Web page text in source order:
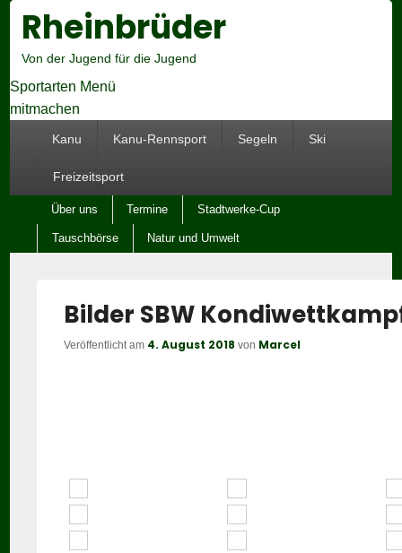
Rheinbrüder
Von der Jugend für die Jugend
Sportarten Menü
mitmachen
Kanu Kanu-Rennsport Segeln Ski
Freizeitsport
Untermenü
Über uns Termine Stadtwerke-Cup
Tauschbörse Natur und Umwelt
Bilder SBW
Veröffentlicht am 4. August 2018 von Marcel